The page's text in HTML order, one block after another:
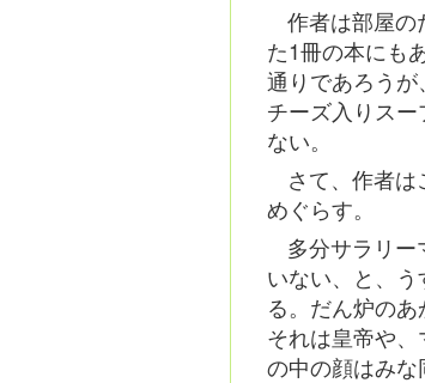
作者は部屋の
た1冊の本にも
通りであろう
チーズ入りス
ない。
さて、作者
めぐらす。
多分サラリ
いない、と、
る。だん炉の
それは皇帝や
の中の顔はみな